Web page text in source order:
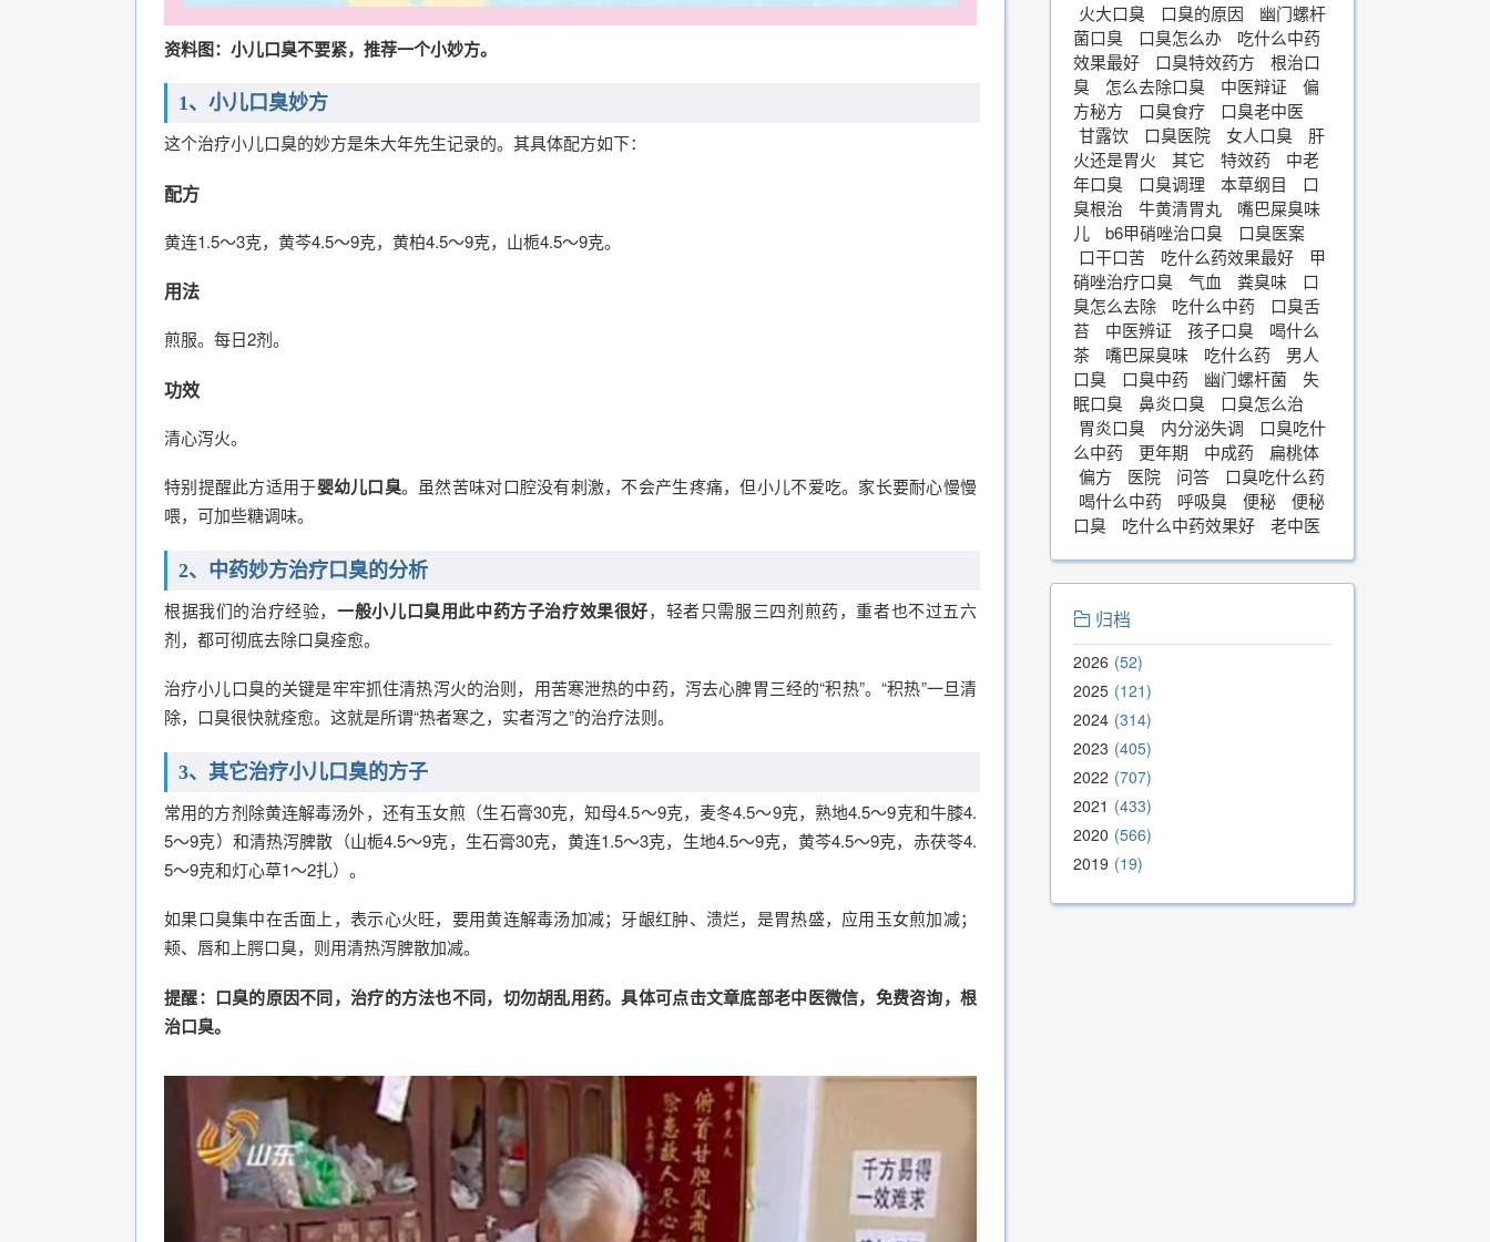
资料图：小儿口臭不要紧，推荐一个小妙方。
1、小儿口臭妙方
这个治疗小儿口臭的妙方是朱大年先生记录的。其具体配方如下：
配方
黄连1.5～3克，黄芩4.5～9克，黄柏4.5～9克，山栀4.5～9克。
用法
煎服。每日2剂。
功效
清心泻火。
特别提醒此方适用于婴幼儿口臭。虽然苦味对口腔没有刺激，不会产生疼痛，但小儿不爱吃。家长要耐心慢慢
喂，可加些糖调味。
2、中药妙方治疗口臭的分析
根据我们的治疗经验，一般小儿口臭用此中药方子治疗效果很好，轻者只需服三四剂煎药，重者也不过五六
剂，都可彻底去除口臭痊愈。
治疗小儿口臭的关键是牢牢抓住清热泻火的治则，用苦寒泄热的中药，泻去心脾胃三经的“积热”。“积热”一旦清
除，口臭很快就痊愈。这就是所谓“热者寒之，实者泻之”的治疗法则。
3、其它治疗小儿口臭的方子
常用的方剂除黄连解毒汤外，还有玉女煎（生石膏30克，知母4.5～9克，麦冬4.5～9克，熟地4.5～9克和牛膝4.
5～9克）和清热泻脾散（山栀4.5～9克，生石膏30克，黄连1.5～3克，生地4.5～9克，黄芩4.5～9克，赤茯苓4.
5～9克和灯心草1～2扎）。
如果口臭集中在舌面上，表示心火旺，要用黄连解毒汤加减；牙龈红肿、溃烂，是胃热盛，应用玉女煎加减；
颊、唇和上腭口臭，则用清热泻脾散加减。
提醒：口臭的原因不同，治疗的方法也不同，切勿胡乱用药。具体可点击文章底部老中医微信，免费咨询，根
治口臭。
火大口臭 口臭的原因
幽门螺杆
菌口臭
口臭怎么办
吃什么中药
效果最好
口臭特效药方
根治口
臭
怎么去除口臭 中医辩证
偏
方秘方
口臭食疗
口臭老中医
甘露饮
口臭医院 女人口臭
肝
火还是胃火
其它 特效药
中老
年口臭
口臭调理 本草纲目
口
臭根治
牛黄清胃丸
嘴巴屎臭味
儿
b6甲硝唑治口臭
口臭医案
口干口苦
吃什么药效果最好
甲
硝唑治疗口臭
气血 粪臭味
口
臭怎么去除
吃什么中药
口臭舌
苔
中医辨证 孩子口臭
喝什么
茶
嘴巴屎臭味 吃什么药
男人
口臭
口臭中药 幽门螺杆菌
失
眠口臭
鼻炎口臭
口臭怎么治
胃炎口臭
内分泌失调
口臭吃什
么中药
更年期 中成药
扁桃体
偏方
医院 问答
口臭吃什么药
喝什么中药
呼吸臭 便秘
便秘
口臭
吃什么中药效果好 老中医
归档
2026 52
2025 121
2024 314
2023 405
2022 707
2021
433
2020 566
2019 19